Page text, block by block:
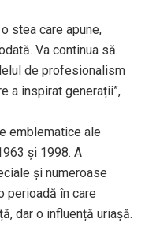
stea care apune,
Va continua să
de profesionalism
a inspirat generații”,
emblematice ale
și 1998. A
și numeroase
perioadă în care
dar o influență uriașă.